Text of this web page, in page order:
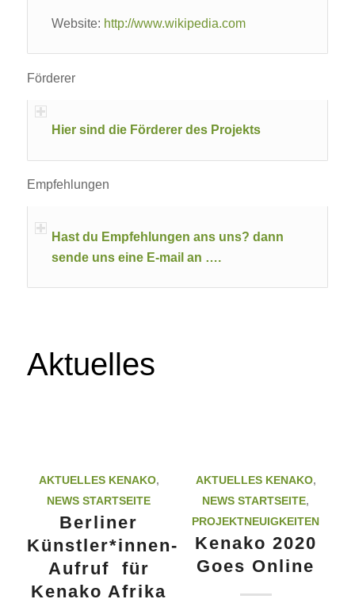
Website: http://www.wikipedia.com
Förderer
Hier sind die Förderer des Projekts
Empfehlungen
Hast du Empfehlungen ans uns? dann
sende uns eine E-mail an ….
Aktuelles
AKTUELLES KENAKO,
NEWS STARTSEITE
Berliner
Künstler*innen-
Aufruf für
Kenako Afrika
AKTUELLES KENAKO,
NEWS STARTSEITE,
PROJEKTNEUIGKEITEN
Kenako 2020
Goes Online